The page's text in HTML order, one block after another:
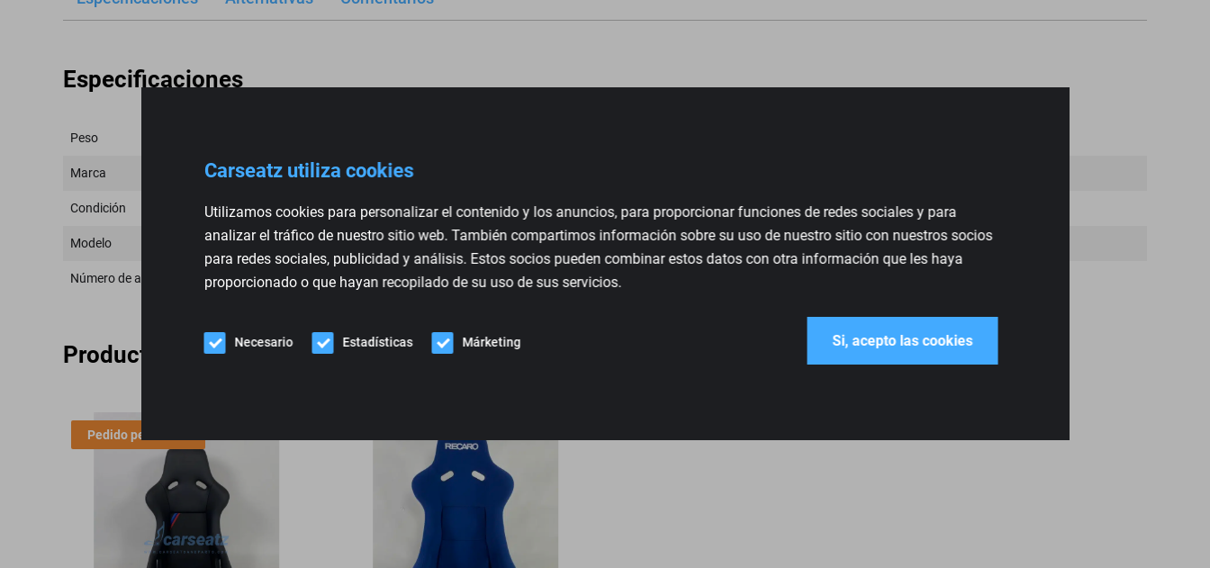
Carseatz utiliza cookies
Utilizamos cookies para personalizar el contenido y los anuncios, para proporcionar funciones de redes sociales y para
analizar el tráfico de nuestro sitio web. También compartimos información sobre su uso de nuestro sitio con nuestros socios
para redes sociales, publicidad y análisis. Estos socios pueden combinar estos datos con otra información que les haya
proporcionado o que hayan recopilado de su uso de sus servicios.
Necesario Estadísticas Márketing Si, acepto las cookies
Especificaciones
Peso
Marca
Condición Nuevo
Modelo AT-CS
Número de artículo ATSC21/7
Productos alternativos
Pedido pendiente